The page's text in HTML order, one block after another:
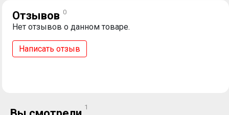
Отзывов 0
Нет отзывов о данном товаре.
Написать отзыв
1